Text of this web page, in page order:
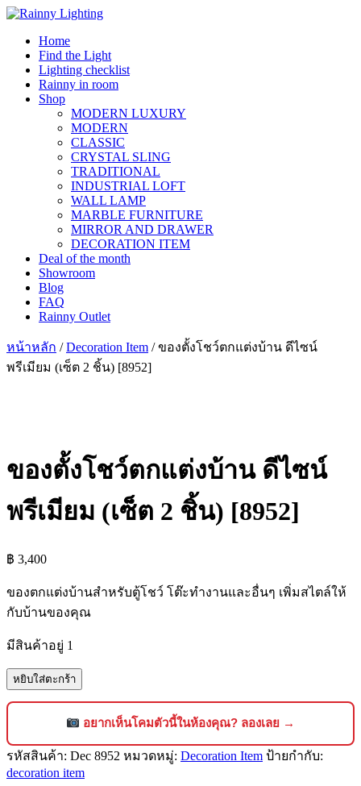
Skip
contentHome
Find the Light
Lighting checklist
Rainny in room
Shop
MODERN LUXURY
MODERN
CLASSIC
CRYSTAL SLING
TRADITIONAL
INDUSTRIAL LOFT
WALL LAMP
MARBLE FURNITURE
MIRROR AND DRAWER
DECORATION ITEM
Deal of the month
Showroom
Blog
FAQ
Rainny Outlet
หน้าหลัก /Decoration Item / ของตั้งโชว์ตกแต่งบ้าน ดีไซน์
พรีเมียม (เซ็ต 2 ชิ้น) [8952]
ของตั้งโชว์ตกแต่งบ้าน ดีไซน์
พรีเมียม (เซ็ต 2 ชิ้น) [8952]
฿ 3,400
ของตกแต่งบ้านสำหรับตู้โชว์ โต๊ะทำงานและอื่นๆ เพิ่มสไตล์ให้
กับบ้านของคุณ
มีสินค้าอยู่ 1
จำนวน
โชว์
ตกแต่ง
บ้าน
หยิบใส่ตะกร้า
อยากเห็นโคมตัวนี้ในห้องคุณ? ลองเลย →
รหัสสินค้า: Dec 8952 หมวดหมู่: Decoration Item ป้ายกำกับ:
decoration item